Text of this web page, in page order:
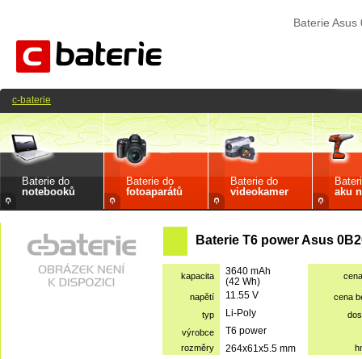
Baterie
Baterie do
notebooků
Baterie do
fotoaparátů
Baterie do
videokamer
aku
Baterie T6 power Asus
kapacita
3640 mAh
(42 Wh)
napětí 11.55 V
cena
typ
Li-Poly
výrobce
T6 power
rozměry 264x61x5.5 mm
c-baterie